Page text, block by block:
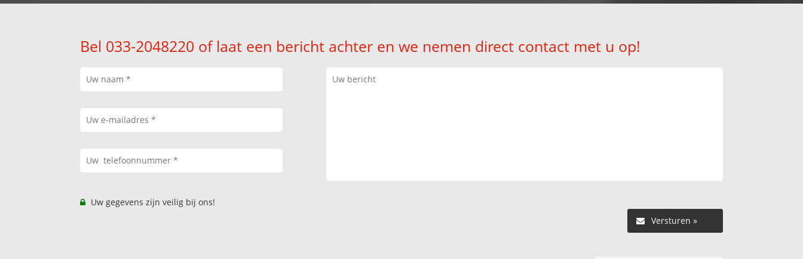
Bel 033-2048220 of laat een bericht achter en we nemen direct contact met u op!
Uw gegevens zijn veilig bij ons!
Versturen »